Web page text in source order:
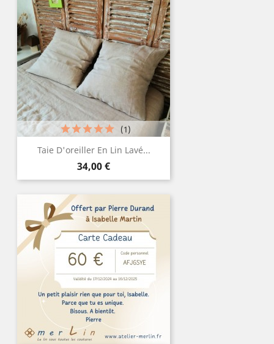
Taie D'oreiller En Lin Lavé...
Prix
34,00 €
(1)